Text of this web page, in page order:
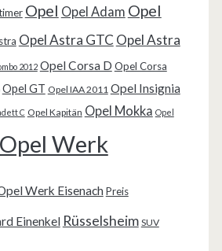
Opel Opel Adam Opel
Opel Astra GTC Opel Astra
2012 Opel Corsa D Opel Corsa
Opel GT Opel IAA 2011 Opel Insignia
C Opel Kapitän Opel Mokka Opel
Opel Werk
Werk Eisenach Preis
Einenkel Rüsselsheim SUV